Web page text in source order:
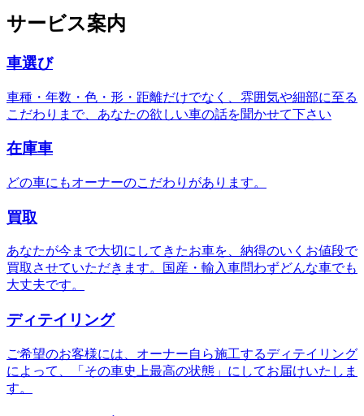
サービス案内
車選び
車種・年数・色・形・距離だけでなく、雰囲気や細部に至る
こだわりまで、あなたの欲しい車の話を聞かせて下さい
在庫車
どの車にもオーナーのこだわりがあります。
買取
あなたが今まで大切にしてきたお車を、納得のいくお値段で
買取させていただきます。国産・輸入車問わずどんな車でも
大丈夫です。
ディテイリング
ご希望のお客様には、オーナー自ら施工するディテイリング
によって、「その車史上最高の状態」にしてお届けいたしま
す。